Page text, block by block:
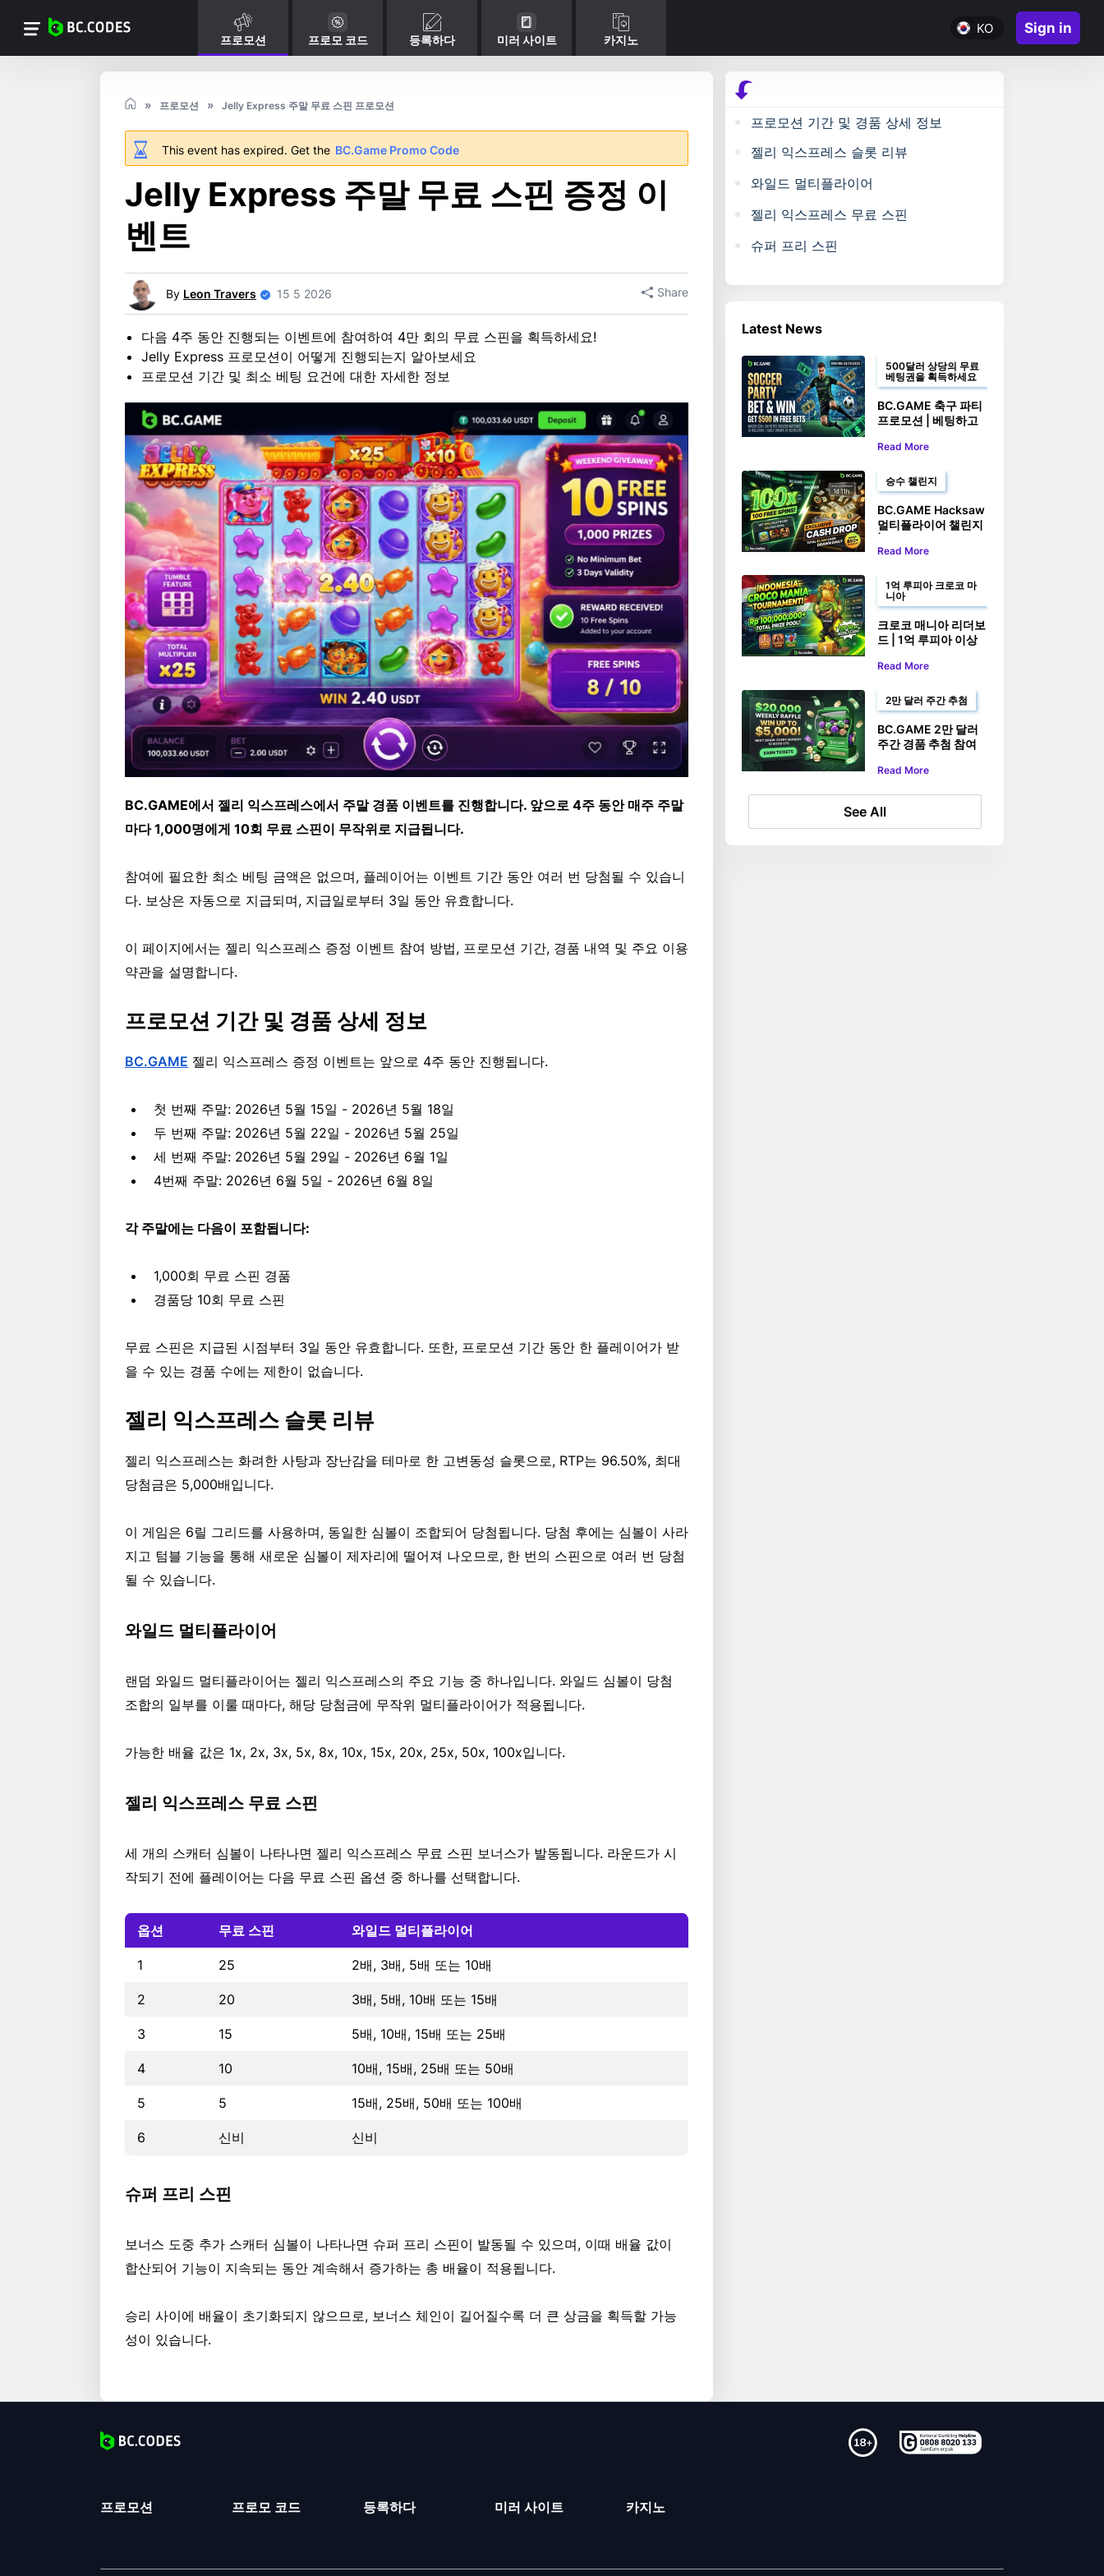
프로모션 프로모 코드 등록하다 미러 사이트 카지노
KO Sign in
프로모션 Jelly Express 주말 무료 스핀 프로모션
This event has expired. Get the BC.Game Promo Code
Jelly Express 주말 무료 스핀 증정 이
벤트
By Leon Travers 15 5 2026 Share
다음 4주 동안 진행되는 이벤트에 참여하여 4만 회의 무료 스핀을 획득하세요!
Jelly Express 프로모션이 어떻게 진행되는지 알아보세요
프로모션 기간 및 최소 베팅 요건에 대한 자세한 정보
BC.GAME에서 젤리 익스프레스에서 주말 경품 이벤트를 진행합니다. 앞으로 4주 동안 매주 주말
마다 1,000명에게 10회 무료 스핀이 무작위로 지급됩니다.
참여에 필요한 최소 베팅 금액은 없으며, 플레이어는 이벤트 기간 동안 여러 번 당첨될 수 있습니
다. 보상은 자동으로 지급되며, 지급일로부터 3일 동안 유효합니다.
이 페이지에서는 젤리 익스프레스 증정 이벤트 참여 방법, 프로모션 기간, 경품 내역 및 주요 이용
약관을 설명합니다.
프로모션 기간 및 경품 상세 정보
BC.GAME 젤리 익스프레스 증정 이벤트는 앞으로 4주 동안 진행됩니다.
첫 번째 주말: 2026년 5월 15일 - 2026년 5월 18일
두 번째 주말: 2026년 5월 22일 - 2026년 5월 25일
세 번째 주말: 2026년 5월 29일 - 2026년 6월 1일
4번째 주말: 2026년 6월 5일 - 2026년 6월 8일
각 주말에는 다음이 포함됩니다:
1,000회 무료 스핀 경품
경품당 10회 무료 스핀
무료 스핀은 지급된 시점부터 3일 동안 유효합니다. 또한, 프로모션 기간 동안 한 플레이어가 받
을 수 있는 경품 수에는 제한이 없습니다.
젤리 익스프레스 슬롯 리뷰
젤리 익스프레스는 화려한 사탕과 장난감을 테마로 한 고변동성 슬롯으로, RTP는 96.50%, 최대
당첨금은 5,000배입니다.
이 게임은 6릴 그리드를 사용하며, 동일한 심볼이 조합되어 당첨됩니다. 당첨 후에는 심볼이 사라
지고 텀블 기능을 통해 새로운 심볼이 제자리에 떨어져 나오므로, 한 번의 스핀으로 여러 번 당첨
될 수 있습니다.
와일드 멀티플라이어
랜덤 와일드 멀티플라이어는 젤리 익스프레스의 주요 기능 중 하나입니다. 와일드 심볼이 당첨
조합의 일부를 이룰 때마다, 해당 당첨금에 무작위 멀티플라이어가 적용됩니다.
가능한 배율 값은 1x, 2x, 3x, 5x, 8x, 10x, 15x, 20x, 25x, 50x, 100x입니다.
젤리 익스프레스 무료 스핀
세 개의 스캐터 심볼이 나타나면 젤리 익스프레스 무료 스핀 보너스가 발동됩니다. 라운드가 시
작되기 전에 플레이어는 다음 무료 스핀 옵션 중 하나를 선택합니다.
옵션 무료 스핀 와일드 멀티플라이어
1 25 2배, 3배, 5배 또는 10배
2 20 3배, 5배, 10배 또는 15배
3 15 5배, 10배, 15배 또는 25배
4 10 10배, 15배, 25배 또는 50배
5 5 15배, 25배, 50배 또는 100배
6 신비 신비
슈퍼 프리 스핀
보너스 도중 추가 스캐터 심볼이 나타나면 슈퍼 프리 스핀이 발동될 수 있으며, 이때 배율 값이
합산되어 기능이 지속되는 동안 계속해서 증가하는 총 배율이 적용됩니다.
승리 사이에 배율이 초기화되지 않으므로, 보너스 체인이 길어질수록 더 큰 상금을 획득할 가능
성이 있습니다.
프로모션 기간 및 경품 상세 정보
젤리 익스프레스 슬롯 리뷰
와일드 멀티플라이어
젤리 익스프레스 무료 스핀
슈퍼 프리 스핀
Latest News
500달러 상당의 무료
베팅권을 획득하세요
BC.GAME 축구 파티
프로모션 | 베팅하고
을 받으세요
Read More
승수 챌린지
BC.GAME Hacksaw
멀티플라이어 챌린지
현금 상품 획득 기회!
Read More
1억 루피아 크로코 마
니아
크로코 매니아 리더보
드 | 1억 루피아 이상
요!
Read More
2만 달러 주간 추첨
BC.GAME 2만 달러
주간 경품 추첨 참여
Read More
See All
프로모션 프로모 코드 등록하다 미러 사이트 카지노